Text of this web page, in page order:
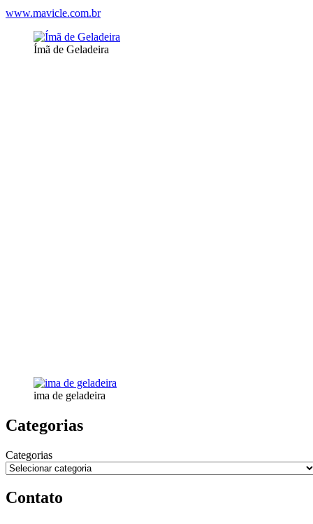
www.mavicle.com.br
Ímã de Geladeira
ima de geladeira
Categorias
Categorias
Contato